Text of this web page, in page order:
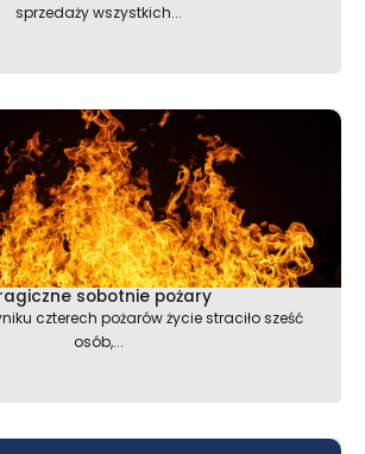
sprzedaży wszystkich...
sobotnie pożary
czterech pożarów życie straciło sześć
osób,...